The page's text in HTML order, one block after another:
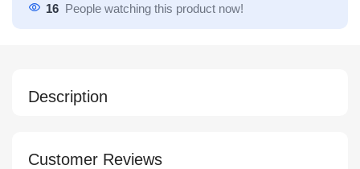
16 People watching this product now!
Description
Customer Reviews